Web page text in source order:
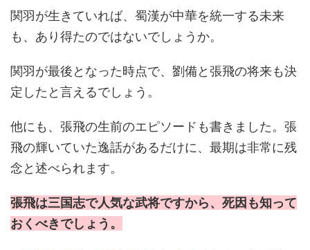
関羽が生きていれば、蜀漢が中華を統一する未来
も、あり得たのではないでしょうか。
関羽が最後となった時点で、劉備と張飛の将来も決
定したと言えるでしょう。
他にも、張飛の生前のエピソードも書きました。張
飛の輝いていた逸話があるだけに、最期は非常に残
念と述べられます。
張飛は三国志で人気な武将ですから、死因も知って
おくべきでしょう。